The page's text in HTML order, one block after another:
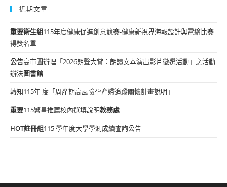
近期文章
重要衛生組115年度健康促進創意競賽-健康新視界海報設計與電繪比賽
得獎名單
公告高市圖辦理「2026朗聲大賞：朗讀文本演出影片徵選活動」之活動
辦法圖書館
轉知115年 度「周產期高風險孕產婦追蹤關懷計畫說明」
重要115繁星推薦校內選填說明教務處
HOT註冊組115 學年度大學學測成績查詢公告